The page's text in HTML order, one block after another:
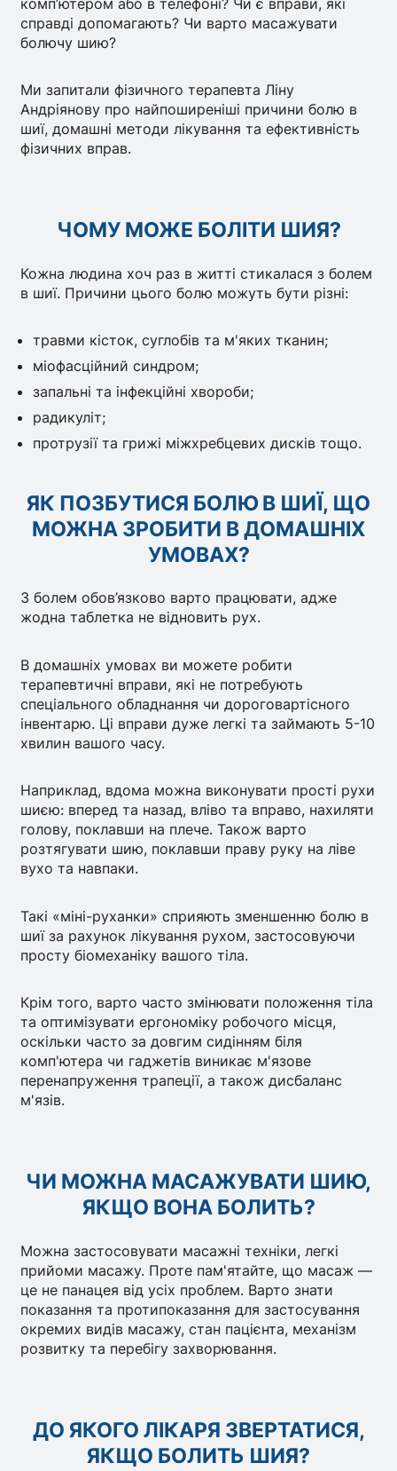
справді допомагають? Чи варто масажувати
болючу шию?
Ми запитали фізичного терапевта Ліну
Андріянову про найпоширеніші причини болю в
шиї, домашні методи лікування та ефективність
фізичних вправ.
ЧОМУ МОЖЕ БОЛІТИ ШИЯ?
Кожна людина хоч раз в житті стикалася з болем
в шиї. Причини цього болю можуть бути різні:
травми кісток, суглобів та м'яких тканин;
міофасційний синдром;
запальні та інфекційні хвороби;
радикуліт;
протрузії та грижі міжхребцевих дисків тощо.
ЯК ПОЗБУТИСЯ БОЛЮ В ШИЇ, ЩО
МОЖНА ЗРОБИТИ В ДОМАШНІХ
УМОВАХ?
З болем обов’язково варто працювати, адже
жодна таблетка не відновить рух.
В домашніх умовах ви можете робити
терапевтичні вправи, які не потребують
спеціального обладнання чи дороговартісного
інвентарю. Ці вправи дуже легкі та займають 5-10
хвилин вашого часу.
Наприклад, вдома можна виконувати прості рухи
шиєю: вперед та назад, вліво та вправо, нахиляти
голову, поклавши на плече. Також варто
розтягувати шию, поклавши праву руку на ліве
вухо та навпаки.
Такі «міні-руханки» сприяють зменшенню болю в
шиї за рахунок лікування рухом, застосовуючи
просту біомеханіку вашого тіла.
Крім того, варто часто змінювати положення тіла
та оптимізувати ергономіку робочого місця,
оскільки часто за довгим сидінням біля
комп'ютера чи гаджетів виникає м'язове
перенапруження трапеції, а також дисбаланс
м'язів.
ЧИ МОЖНА МАСАЖУВАТИ ШИЮ,
ЯКЩО ВОНА БОЛИТЬ?
Можна застосовувати масажні техніки, легкі
прийоми масажу. Проте пам'ятайте, що масаж —
це не панацея від усіх проблем. Варто знати
показання та протипоказання для застосування
окремих видів масажу, стан пацієнта, механізм
розвитку та перебігу захворювання.
ДО ЯКОГО ЛІКАРЯ ЗВЕРТАТИСЯ,
ЯКЩО БОЛИТЬ ШИЯ?